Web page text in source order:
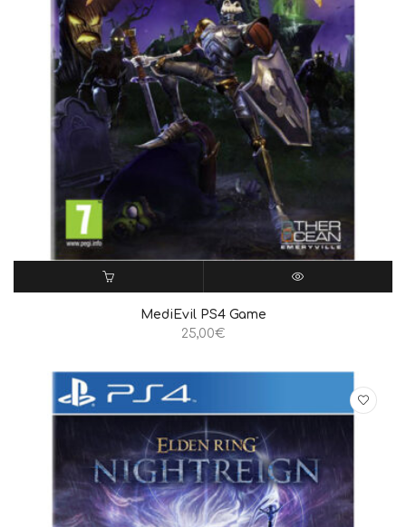
ΠΡΟΣΘΉΚΗ ΣΤΟ ΚΑΛΆΘΙMediEvil PS4 Game
25,00€